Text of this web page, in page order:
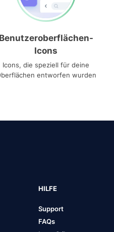
Benutzeroberflächen-
Icons
Icons, die speziell für deine
entworfen wurden
HILFE
Support
FAQs